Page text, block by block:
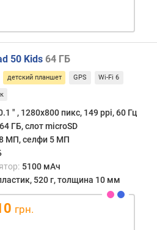
50 Kids 64 ГБ
детский планшет GPS Wi-Fi 6
″ , 1280x800 пикс, 149 ppi, 60 Гц
64 ГБ, слот microSD
МП, селфи 5 МП
5100 мАч
520 г, толщина 10 мм
грн.